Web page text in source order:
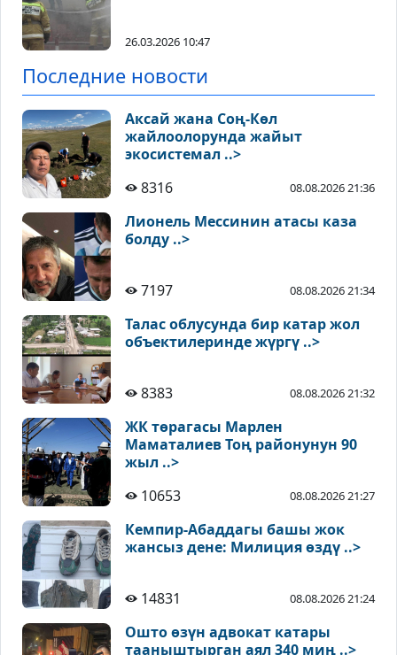
26.03.2026 10:47
Последние новости
Аксай жана Соң-Көл
жайлоолорунда жайыт
экосистемал ..>
8316
08.08.2026 21:36
Лионель Мессинин атасы каза
болду ..>
7197 08.08.2026 21:34
Талас облусунда бир катар жол
объектилеринде жүргү ..>
8383 08.08.2026 21:32
ЖК төрагасы Марлен
Маматалиев Тоң районунун 90
жыл ..>
10653
08.08.2026 21:27
Кемпир-Абаддагы башы жок
жансыз дене: Милиция өздү ..>
14831 08.08.2026 21:24
Ошто өзүн адвокат катары
тааныштырган аял 340 миң ..>